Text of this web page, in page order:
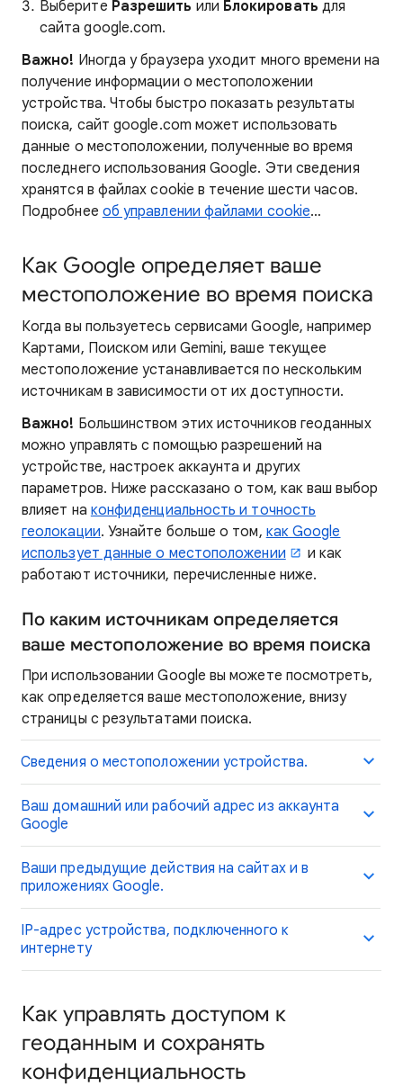
Выберите Разрешить или Блокировать для
сайта google.com.
Важно! Иногда у браузера уходит много времени на
получение информации о местоположении
устройства. Чтобы быстро показать результаты
поиска, сайт google.com может использовать
данные о местоположении, полученные во время
последнего использования Google. Эти сведения
хранятся в файлах cookie в течение шести часов.
Подробнее об управлении файлами cookie…
Как Google определяет ваше
местоположение во время поиска
Когда вы пользуетесь сервисами Google, например
Картами, Поиском или Gemini, ваше текущее
местоположение устанавливается по нескольким
источникам в зависимости от их доступности.
Важно! Большинством этих источников геоданных
можно управлять с помощью разрешений на
устройстве, настроек аккаунта и других
параметров. Ниже рассказано о том, как ваш выбор
влияет на конфиденциальность и точность
геолокации. Узнайте больше о том, как Google
использует данные о местоположении
и как
работают источники, перечисленные ниже.
По каким источникам определяется
ваше местоположение во время поиска
При использовании Google вы можете посмотреть,
как определяется ваше местоположение, внизу
страницы с результатами поиска.
Сведения о местоположении устройства.
Ваш домашний или рабочий адрес из аккаунта
Google
Ваши предыдущие действия на сайтах и в
приложениях Google.
IP-адрес устройства, подключенного к
интернету
Как управлять доступом к
геоданным и сохранять
конфиденциальность